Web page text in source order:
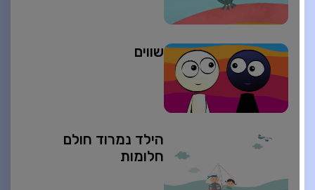
שווים
הילד נמרוד חולם
חלומות